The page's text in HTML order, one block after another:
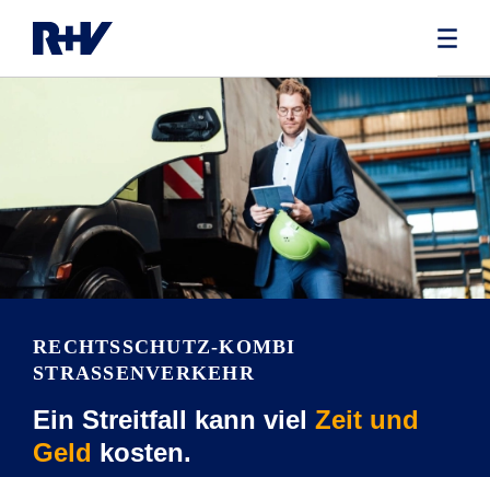
RECHTS­SCHUTZ-KOMBI
STRASSENVERKEHR
Ein Streitfall kann viel Zeit und
Geld kosten.